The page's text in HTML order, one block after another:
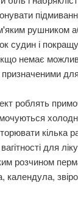
рушником
судин і
немає
роблять
кілька
для
розчином